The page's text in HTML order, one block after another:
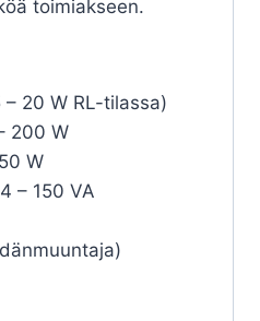
toimiakseen.
– 20 W RL-tilassa)
200 W
W
– 150 VA